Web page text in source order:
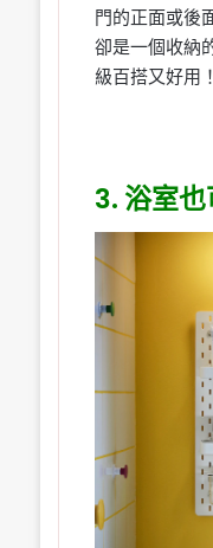
門的正面或後
卻是一個收納
級百搭又好用！
3. 浴室